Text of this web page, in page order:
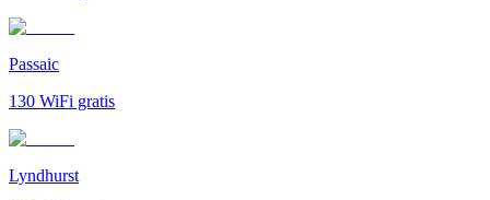
Passaic
130 WiFi gratis
Lyndhurst